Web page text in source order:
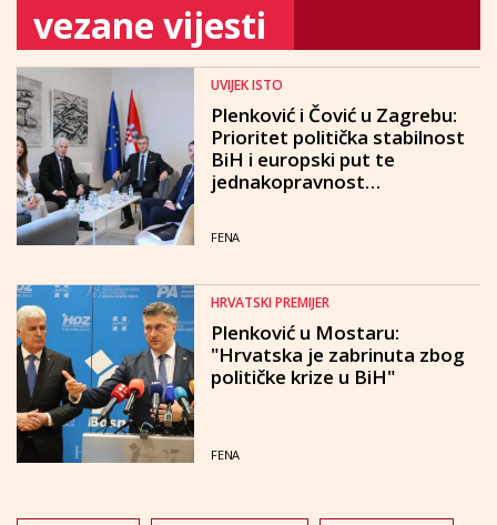
vezane vijesti
UVIJEK ISTO
Plenković i Čović u Zagrebu:
Prioritet politička stabilnost
BiH i europski put te
jednakopravnost
FENA
HRVATSKI PREMIJER
Plenković u Mostaru:
"Hrvatska je zabrinuta zbog
političke krize u BiH"
FENA